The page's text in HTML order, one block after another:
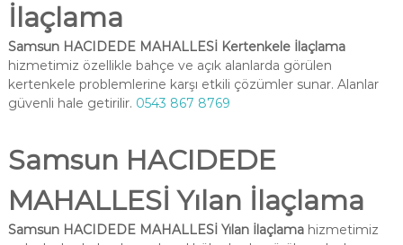
İlaçlama
Samsun HACIDEDE MAHALLESİ Kertenkele İlaçlama
hizmetimiz özellikle bahçe ve açık alanlarda görülen
kertenkele problemlerine karşı etkili çözümler sunar. Alanlar
güvenli hale getirilir. 0543 867 8769
Samsun HACIDEDE
MAHALLESİ Yılan İlaçlama
Samsun HACIDEDE MAHALLESİ Yılan İlaçlamahizmetimiz